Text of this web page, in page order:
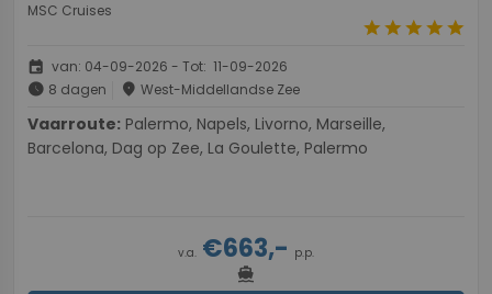
MSC Cruises
starstarstarstarstar
event van: 04-09-2026 - Tot: 11-09-2026
schedule 8 dagen place West-Middellandse Zee
Vaarroute:
Barcelona, Dag op Zee, La Goulette, Palermo
v.a. €663,- p.p.
directions_boat